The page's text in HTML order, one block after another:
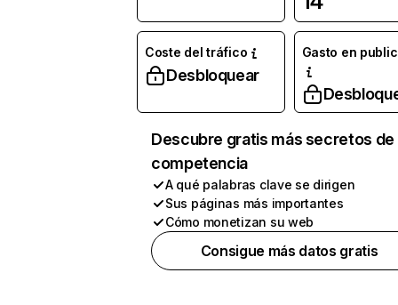
Coste del tráfico
Desbloquear
Gasto en
Descubre gratis más secretos de
competencia
A qué palabras clave se dirigen
Sus páginas más importantes
Cómo monetizan su web
Consigue más datos gratis